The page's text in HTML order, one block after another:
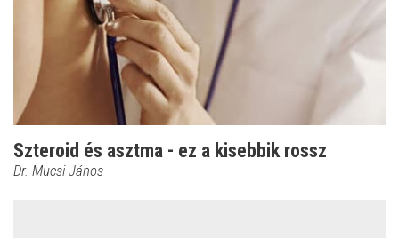
Szteroid és asztma - ez a kisebbik rossz
Dr. Mucsi János